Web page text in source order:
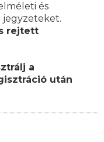
és
jegyzeteket.
rejtett
a
után